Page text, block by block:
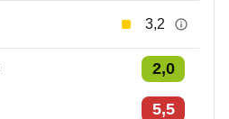
3,2
2,0
5,5